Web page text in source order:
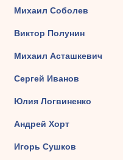
Михаил Соболев
Виктор Полунин
Михаил Асташкевич
Сергей Иванов
Юлия Логвиненко
Андрей Хорт
Игорь Сушков